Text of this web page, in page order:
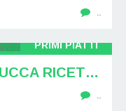
PRIMI PIATTI
STROZZAPRETI ALLA ZUCCA RICETTA ITALIANA DI VARIE REGIONI